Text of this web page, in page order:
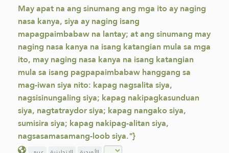
May apat na ang sinumang ang mga ito ay naging
nasa kanya, siya ay naging isang
mapagpaimbabaw na lantay; at ang sinumang may
naging nasa kanya na isang katangian mula sa mga
ito, may naging nasa kanya na isang katangian
mula sa isang pagpapaimbabaw hanggang sa
mag-iwan siya nito: kapag nagsalita siya,
nagsisinungaling siya; kapag nakipagkasunduan
siya, nagtatraydor siya; kapag nangako siya,
sumisira siya; kapag nakipag-alitan siya,
nagsasamasamang-loob siya."}